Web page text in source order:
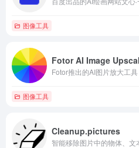
图像工具
Fotor AI Image
Fotor推出的AI图片放大工具
图像工具
Cleanup.pictures
智能移除图片中的物体、